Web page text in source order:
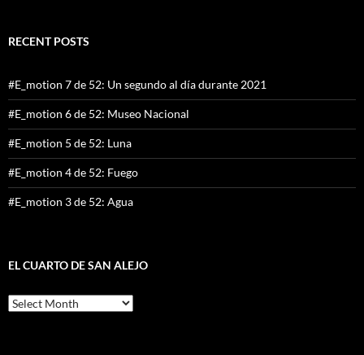
RECENT POSTS
#E_motion 7 de 52: Un segundo al día durante 2021
#E_motion 6 de 52: Museo Nacional
#E_motion 5 de 52: Luna
#E_motion 4 de 52: Fuego
#E_motion 3 de 52: Agua
EL CUARTO DE SAN ALEJO
El
cuarto